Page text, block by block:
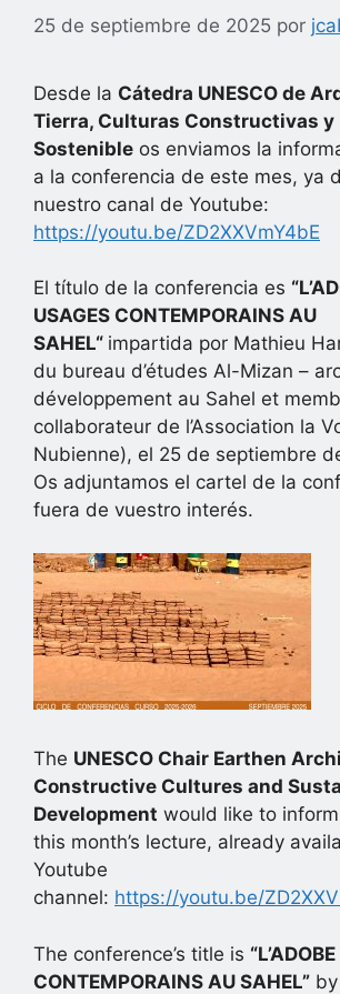
25 de septiembre de 2025 por
Desde la Cátedra UNESCO de
Tierra, Culturas Constructivas y
Sostenible os enviamos la
a la conferencia de este mes, ya
nuestro canal de Youtube:
https://youtu.be/ZD2XXVmY4bE
El título de la conferencia es “
USAGES CONTEMPORAINS AU
SAHEL“ impartida por Mathieu
du bureau d’études Al-Mizan –
développement au Sahel et
collaborateur de l’Association la
Nubienne), el 25 de septiembre
Os adjuntamos el cartel de la
fuera de vuestro interés.
The UNESCO Chair Earthen
Constructive Cultures and
Development would like to
this month’s lecture, already
Youtube
channel: https://youtu.be/
The conference’s title is “
CONTEMPORAINS AU SAHEL”